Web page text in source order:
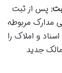
پس از ثبت
مدارک مربوطه
و املاک را
مالک جدید